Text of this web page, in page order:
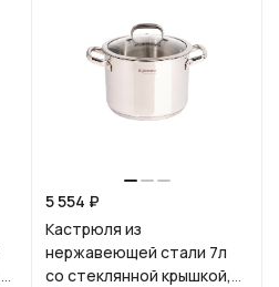
5 554 ₽
Кастрюля из
нержавеющей стали 7л
со стеклянной крышкой,